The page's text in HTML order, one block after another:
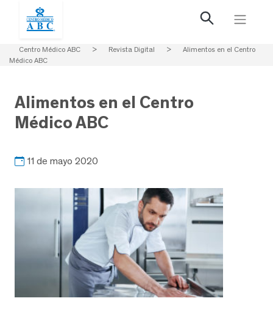
Centro Médico ABC > Revista Digital >
Alimentos en el Centro
Médico ABC
Alimentos en el Centro
Médico ABC
11 de mayo 2020